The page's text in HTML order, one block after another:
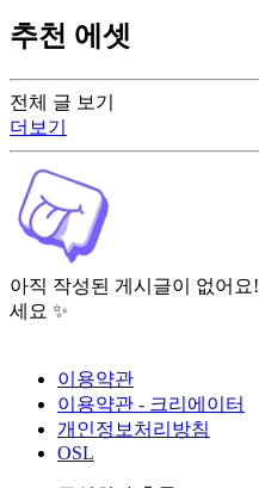
전체 글 보기
더보기
아직 작성된 게시글이 없어요!
세요 ✨
추천 에셋
이용약관
이용약관 - 크리에이터
개인정보처리방침
OSL